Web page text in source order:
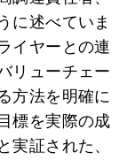
に述べていま
イヤーとの連
リューチェー
方法を明確に
標を実際の成
実証された、